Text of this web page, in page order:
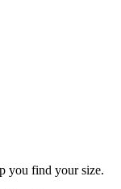
you find your size.